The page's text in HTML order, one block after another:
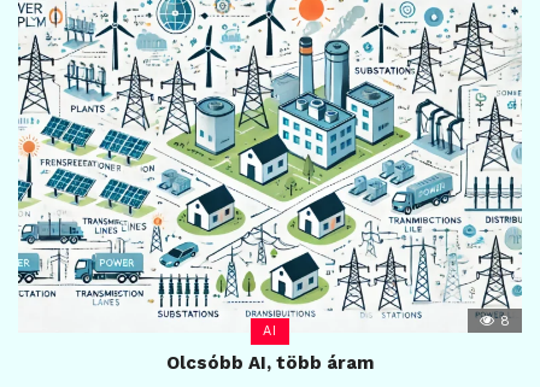
AI
8
Olcsóbb AI, több áram